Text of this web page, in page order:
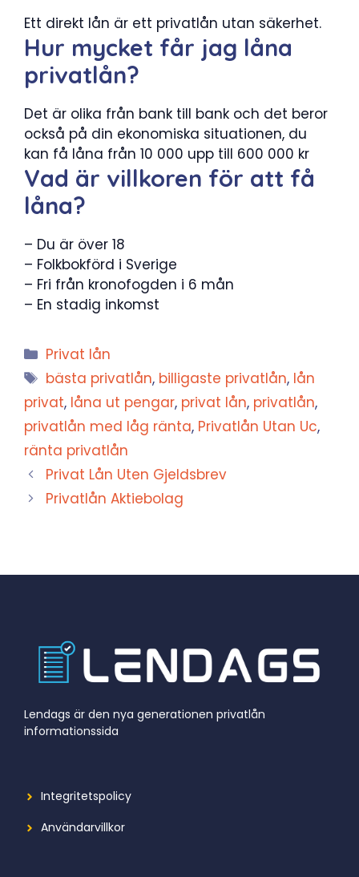
Ett direkt lån är ett privatlån utan säkerhet.
Hur mycket får jag låna
privatlån?
Det är olika från bank till bank och det beror
också på din ekonomiska situationen, du
kan få låna från 10 000 upp till 600 000 kr
Vad är villkoren för att få
låna?
– Du är över 18
– Folkbokförd i Sverige
– Fri från kronofogden i 6 mån
– En stadig inkomst
Kategorier
Privat lån
Etiketter
bästa privatlån, billigaste privatlån, lån
privat, låna ut pengar, privat lån, privatlån,
privatlån med låg ränta, Privatlån Utan Uc,
ränta privatlån
Privat Lån Uten Gjeldsbrev
Privatlån Aktiebolag
Lendags är den nya generationen privatlån
informationssida
Integritetspolicy
Användarvillkor